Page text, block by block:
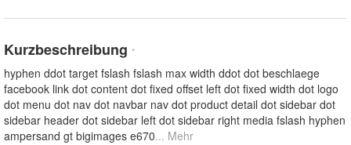
Kurzbeschreibung *
hyphen ddot target fslash fslash max width ddot dot beschlaege
facebook link dot content dot fixed offset left dot fixed width dot logo
dot menu dot nav dot navbar nav dot product detail dot sidebar dot
sidebar header dot sidebar left dot sidebar right media fslash hyphen
ampersand gt bigimages e670... Mehr